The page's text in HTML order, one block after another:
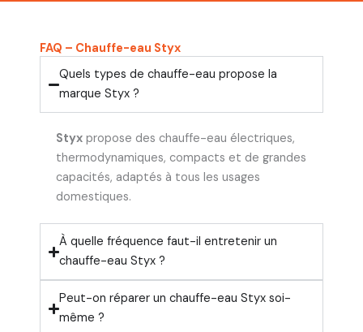
FAQ – Chauffe-eau Styx
Quels types de chauffe-eau propose la
marque Styx ?
Styx propose des chauffe-eau électriques,
thermodynamiques, compacts et de grandes
capacités, adaptés à tous les usages
domestiques.
À quelle fréquence faut-il entretenir un
chauffe-eau Styx ?
Peut-on réparer un chauffe-eau Styx soi-
même ?